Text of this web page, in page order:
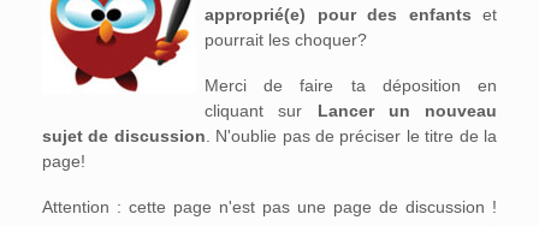
approprié(e) pour des enfants et
pourrait les choquer?
Merci de faire ta déposition en
cliquant sur Lancer un nouveau
sujet de discussion . N'oublie pas de préciser le titre de la
page!
Attention : cette page n'est pas une page de discussion !